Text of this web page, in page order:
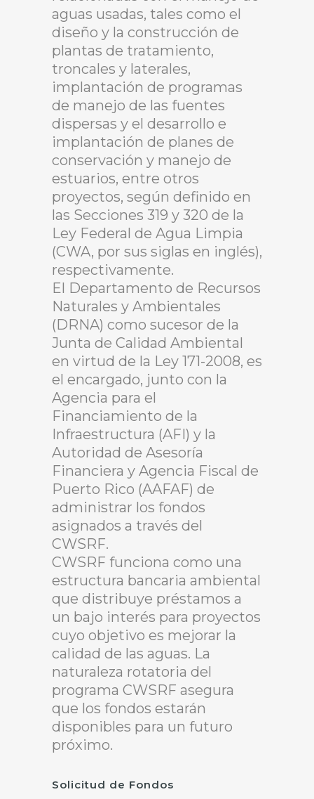
aguas usadas, tales como el
diseño y la construcción de
plantas de tratamiento,
troncales y laterales,
implantación de programas
de manejo de las fuentes
dispersas y el desarrollo e
implantación de planes de
conservación y manejo de
estuarios, entre otros
proyectos, según definido en
las Secciones 319 y 320 de la
Ley Federal de Agua Limpia
(CWA, por sus siglas en inglés),
respectivamente.
El Departamento de Recursos
Naturales y Ambientales
(DRNA) como sucesor de la
Junta de Calidad Ambiental
en virtud de la Ley 171-2008, es
el encargado, junto con la
Agencia para el
Financiamiento de la
Infraestructura (AFI) y la
Autoridad de Asesoría
Financiera y Agencia Fiscal de
Puerto Rico (AAFAF) de
administrar los fondos
asignados a través del
CWSRF.
CWSRF funciona como una
estructura bancaria ambiental
que distribuye préstamos a
un bajo interés para proyectos
cuyo objetivo es mejorar la
calidad de las aguas. La
naturaleza rotatoria del
programa CWSRF asegura
que los fondos estarán
disponibles para un futuro
próximo.
Solicitud de Fondos